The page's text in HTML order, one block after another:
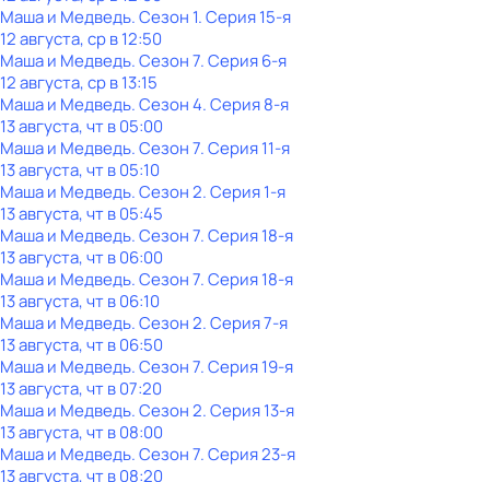
Маша и Медведь. Сезон 1. Серия 15-я
12 августа, ср в 12:50
Маша и Медведь. Сезон 7. Серия 6-я
12 августа, ср в 13:15
Маша и Медведь. Сезон 4. Серия 8-я
13 августа, чт в 05:00
Маша и Медведь. Сезон 7. Серия 11-я
13 августа, чт в 05:10
Маша и Медведь. Сезон 2. Серия 1-я
13 августа, чт в 05:45
Маша и Медведь. Сезон 7. Серия 18-я
13 августа, чт в 06:00
Маша и Медведь. Сезон 7. Серия 18-я
13 августа, чт в 06:10
Маша и Медведь. Сезон 2. Серия 7-я
13 августа, чт в 06:50
Маша и Медведь. Сезон 7. Серия 19-я
13 августа, чт в 07:20
Маша и Медведь. Сезон 2. Серия 13-я
13 августа, чт в 08:00
Маша и Медведь. Сезон 7. Серия 23-я
13 августа, чт в 08:20